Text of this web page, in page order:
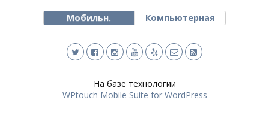
Мобильн. Компьютерная
На базе технологии
WPtouch Mobile Suite for WordPress